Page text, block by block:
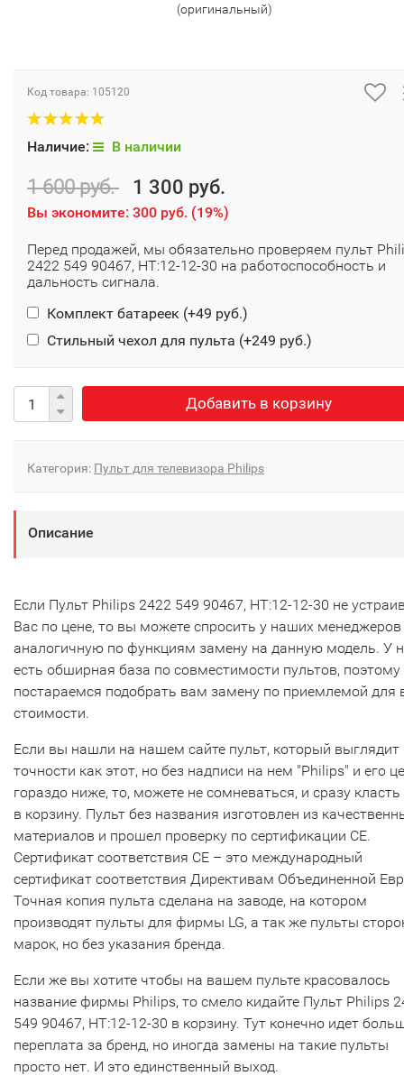
(оригинальный)
Код товара: 105120
Наличие: В наличии
1 600 руб. 1 300 руб.
Вы экономите: 300 руб. (19%)
Перед продажей, мы обязательно проверяем пульт
2422 549 90467, HT:12-12-30 на работоспособность и
дальность сигнала.
Комплект батареек (+49 руб.)
Стильный чехол для пульта (+249 руб.)
Добавить в корзину
Категория: Пульт для телевизора Philips
Описание
Если Пульт Philips 2422 549 90467, HT:12-12-30 не
Вас по цене, то вы можете спросить у наших менеджеров
аналогичную по функциям замену на данную модель. У
есть обширная база по совместимости пультов,
постараемся подобрать вам замену по приемлемой для
стоимости.
Если вы нашли на нашем сайте пульт, который выглядит
точности как этот, но без надписи на нем "Philips" и его
гораздо ниже, то, можете не сомневаться, и сразу класть
в корзину. Пульт без названия изготовлен из
материалов и прошел проверку по сертификации CE.
Сертификат соответствия СЕ – это международный
сертификат соответствия Директивам Объединенной
Точная копия пульта сделана на заводе, на котором
производят пульты для фирмы LG, а так же пульты
марок, но без указания бренда.
Если же вы хотите чтобы на вашем пульте красовалось
название фирмы Philips, то смело кидайте Пульт Philips
549 90467, HT:12-12-30 в корзину. Тут конечно идет
переплата за бренд, но иногда замены на такие пульты
просто нет. И это единственный выход.